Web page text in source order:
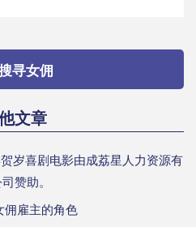
寻女佣
文章
岁喜剧电影由成荔星人力资源有
赞助。
佣雇主的角色